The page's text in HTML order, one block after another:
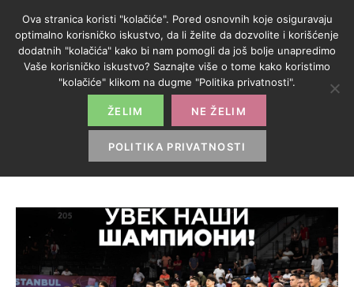
KATEGORIJA:
KOŠARKA
KOŠARKA
Ova stranica koristi "kolačiće". Pored osnovnih koje osiguravaju
optimalno korisničko iskustvo, da li želite da dozvolite i korišćenje
dodatnih "kolačića" kako bi nam pomogli da još bolje unapredimo
Vaše korisničko iskustvo? Saznajte više o tome kako koristimo
"kolačiće" klikom na dugme "Politika privatnosti".
ŽELIM NE ŽELIM
POLITIKA PRIVATNOSTI